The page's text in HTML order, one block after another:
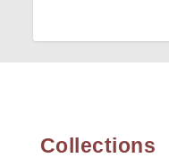
Collections